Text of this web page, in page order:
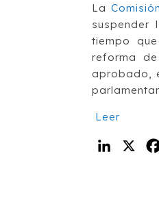
La
suspender
tiempo
reforma de
aprobado,
Leer
X